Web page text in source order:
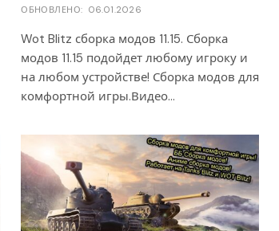
ОБНОВЛЕНО: 06.01.2026
Wot Blitz сборка модов 11.15. Сборка
модов 11.15 подойдет любому игроку и
на любом устройстве! Сборка модов для
комфортной игры.Видео…